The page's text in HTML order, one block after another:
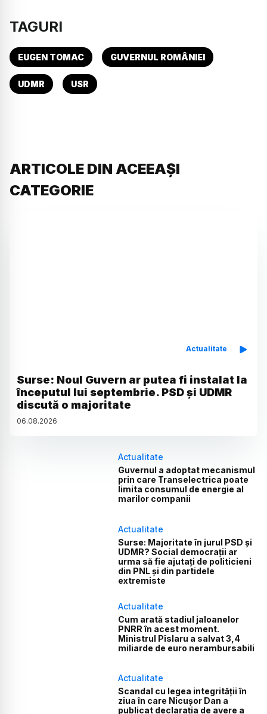
TAGURI
EUGEN TOMAC GUVERNUL ROMÂNIEI
UDMR USR
ARTICOLE DIN ACEEAȘI
CATEGORIE
Actualitate
Surse: Noul Guvern ar putea fi instalat la
începutul lui septembrie. PSD și UDMR
discută o majoritate
06.08.2026
Actualitate
Guvernul a adoptat mecanismul
prin care Transelectrica poate
limita consumul de energie al
marilor companii
Actualitate
Surse: Majoritate în jurul PSD și
UDMR? Social democrații ar
urma să fie ajutați de politicieni
din PNL și din partidele
extremiste
Actualitate
Cum arată stadiul jaloanelor
PNRR în acest moment.
Ministrul Pîslaru a salvat 3,4
miliarde de euro nerambursabili
Actualitate
Scandal cu legea integrității în
ziua în care Nicușor Dan a
publicat declarația de avere a